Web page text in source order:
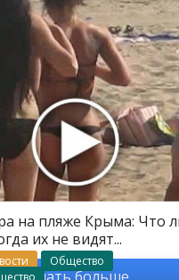
на пляже Крыма: Что
их не видят...
Общество